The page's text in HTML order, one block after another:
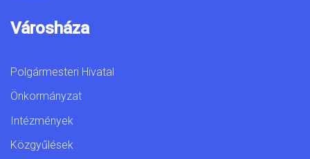
Városháza
Polgármesteri Hivatal
Önkormányzat
Intézmények
Közgyűlések